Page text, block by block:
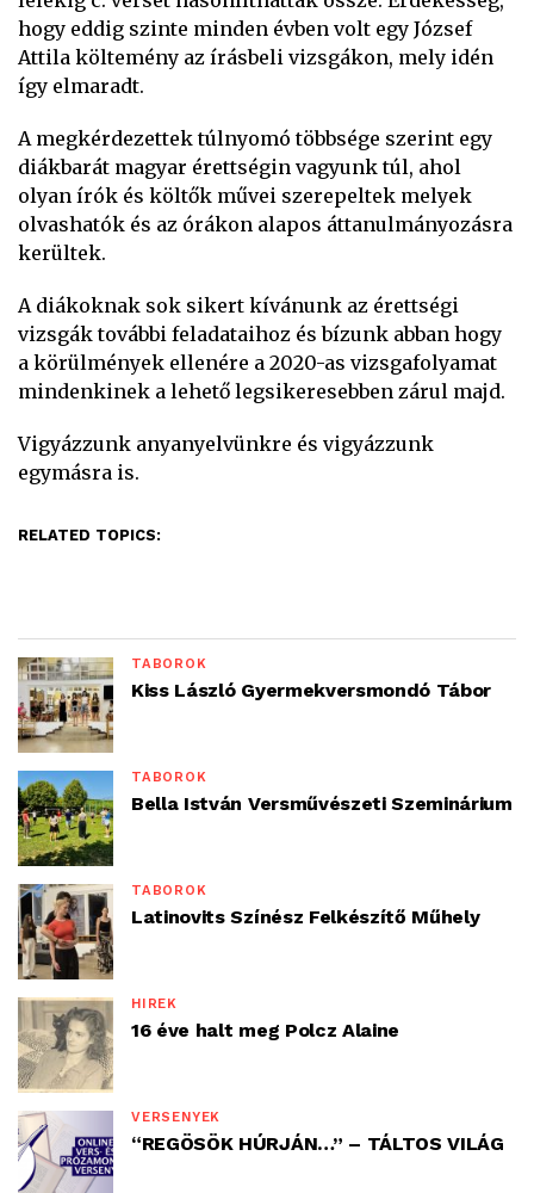
hogy eddig szinte minden évben volt egy József
Attila költemény az írásbeli vizsgákon, mely idén
így elmaradt.
A megkérdezettek túlnyomó többsége szerint egy
diákbarát magyar érettségin vagyunk túl, ahol
olyan írók és költők művei szerepeltek melyek
olvashatók és az órákon alapos áttanulmányozásra
kerültek.
A diákoknak sok sikert kívánunk az érettségi
vizsgák további feladataihoz és bízunk abban hogy
a körülmények ellenére a 2020-as vizsgafolyamat
mindenkinek a lehető legsikeresebben zárul majd.
Vigyázzunk anyanyelvünkre és vigyázzunk
egymásra is.
RELATED TOPICS:
TÁBOROK
Kiss László Gyermekversmondó Tábor
TÁBOROK
Bella István Versművészeti Szeminárium
TÁBOROK
Latinovits Színész Felkészítő Műhely
HÍREK
16 éve halt meg Polcz Alaine
VERSENYEK
“REGÖSÖK HÚRJÁN…” – TÁLTOS VILÁG